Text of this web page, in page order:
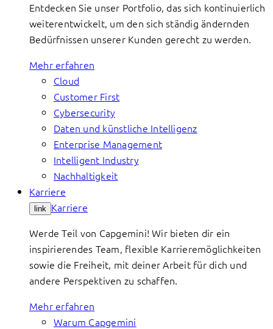
Entdecken Sie unser Portfolio, das sich kontinuierlich
weiterentwickelt, um den sich ständig ändernden
Bedürfnissen unserer Kunden gerecht zu werden.
Mehr erfahren
Cloud
Customer First
Cybersecurity
Daten und künstliche Intelligenz
Enterprise Management
Intelligent Industry
Nachhaltigkeit
Karriere
link Karriere
Werde Teil von Capgemini! Wir bieten dir ein
inspirierendes Team, flexible Karrieremöglichkeiten
sowie die Freiheit, mit deiner Arbeit für dich und
andere Perspektiven zu schaffen.
Mehr erfahren
Warum Capgemini